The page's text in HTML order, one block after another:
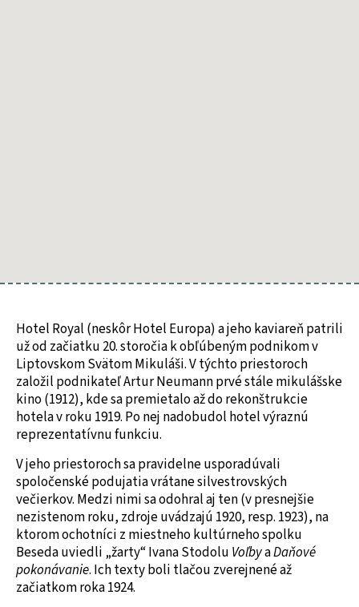
Hotel Royal (neskôr Hotel Europa) a jeho kaviareň patrili
už od začiatku 20. storočia k obľúbeným podnikom v
Liptovskom Svätom Mikuláši. V týchto priestoroch
založil podnikateľ Artur Neumann prvé stále mikulášske
kino (1912), kde sa premietalo až do rekonštrukcie
hotela v roku 1919. Po nej nadobudol hotel výraznú
reprezentatívnu funkciu.
V jeho priestoroch sa pravidelne usporadúvali
spoločenské podujatia vrátane silvestrovských
večierkov. Medzi nimi sa odohral aj ten (v presnejšie
nezistenom roku, zdroje uvádzajú 1920, resp. 1923), na
ktorom ochotníci z miestneho kultúrneho spolku
Beseda uviedli „žarty“ Ivana Stodolu VoľbyaDaňové
pokonávanie. Ich texty boli tlačou zverejnené až
začiatkom roka 1924.